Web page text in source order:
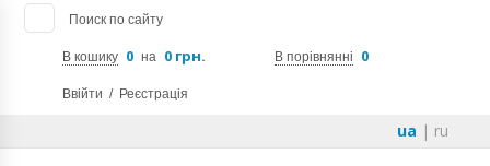
Поиск по сайту
В кошику 0 на 0 грн. В порівнянні 0
Ввійти / Реєстрація
ua | ru